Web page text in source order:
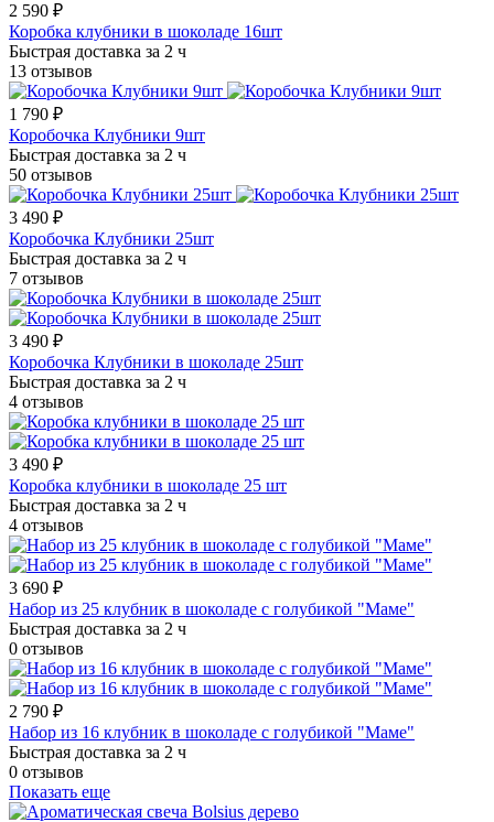
2 590 ₽
Коробка клубники в шоколаде 16шт
Быстрая доставка за 2 ч
13 отзывов
1 790 ₽
Коробочка Клубники 9шт
Быстрая доставка за 2 ч
50 отзывов
3 490 ₽
Коробочка Клубники 25шт
Быстрая доставка за 2 ч
7 отзывов
3 490 ₽
Коробочка Клубники в шоколаде 25шт
Быстрая доставка за 2 ч
4 отзывов
3 490 ₽
Коробка клубники в шоколаде 25 шт
Быстрая доставка за 2 ч
4 отзывов
3 690 ₽
Набор из 25 клубник в шоколаде с голубикой "Маме"
Быстрая доставка за 2 ч
0 отзывов
2 790 ₽
Набор из 16 клубник в шоколаде с голубикой "Маме"
Быстрая доставка за 2 ч
0 отзывов
Показать еще